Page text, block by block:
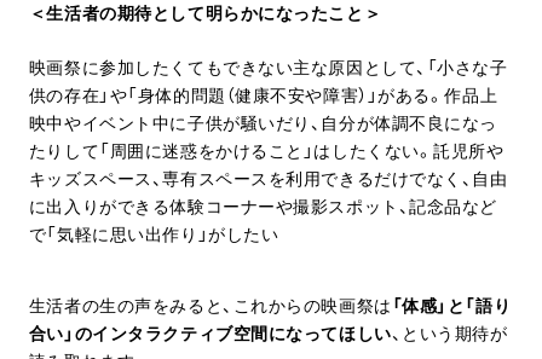
＜生活者の期待として明らかになったこと＞
映画祭に参加したくてもできない主な原因として、「小さな子
供の存在」や「身体的問題（健康不安や障害）」がある。作品上
映中やイベント中に子供が騒いだり、自分が体調不良になっ
たりして「周囲に迷惑をかけること」はしたくない。託児所や
キッズスペース、専有スペースを利用できるだけでなく、自由
に出入りができる体験コーナーや撮影スポット、記念品など
で「気軽に思い出作り」がしたい
生活者の生の声をみると、これからの映画祭は 「体感」と「語り
合い」のインタラクティブ空間になってほしい、という期待が